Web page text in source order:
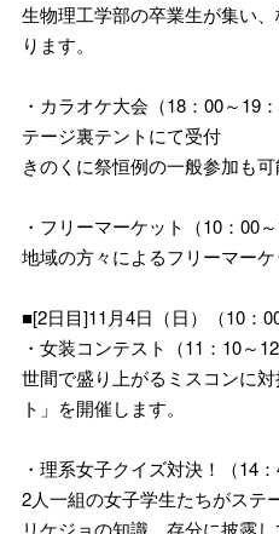
生物理工学部の卒業生が集い
ります。
・カラオケ大会（18：00～19
テージ裏テントにて受付
きのくに祭恒例の一般参加も可
・フリーマーケット（10：00
地域の方々によるフリーマーケ
■[2日目]11月4日（日）（10：
・女装コンテスト（11：10～12
世間で盛り上がるミスコンに
ト」を開催します。
・理系女子クイズ対決！（14：
2人一組の女子学生たちがステ
リケジョの知識、存分に披露し